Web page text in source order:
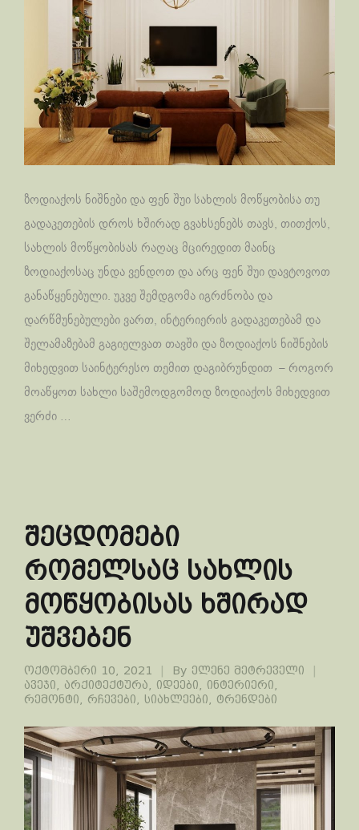
ზოდიაქოს ნიშნები და ფენ შუი სახლის მოწყობისა თუ
გადაკეთების დროს ხშირად გვახსენებს თავს, თითქოს,
სახლის მოწყობისას რაღაც მცირედით მაინც
ზოდიაქოსაც უნდა ვენდოთ და არც ფენ შუი დავტოვოთ
განაწყენებული. უკვე შემდგომა იგრძნობა და
დარწმუნებულები ვართ, ინტერიერის გადაკეთებამ და
შელამაზებამ გაგიელვათ თავში და ზოდიაქოს ნიშნების
მიხედვით საინტერესო თემით დაგიბრუნდით – როგორ
მოაწყოთ სახლი საშემოდგომოდ ზოდიაქოს მიხედვით
ვერძი …
შეცდომები
რომელსაც სახლის
მოწყობისას ხშირად
უშვებენ
ოქტომბერი 10, 2021 By ელენე მეტრეველი
ავეჯი
არქიტექტურა იდეები ინტერიერი
რემონტი
რჩევები სიახლეები ტრენდები